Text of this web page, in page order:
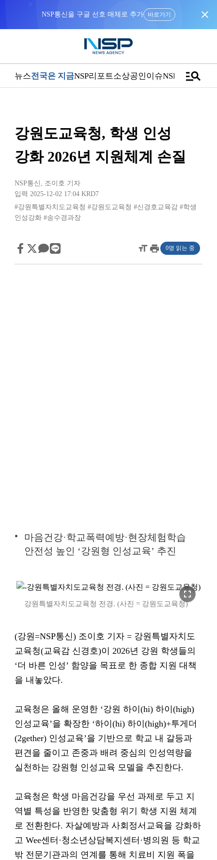
NSP통신을 구글 선호 매체로 추가 바로가기 close
뉴스전국은 지금NSP리포트소상공인이슈NSPTVmanage_search
강원도교육청, 학생 인성
강화 2026년 지원체계 손질
NSP통신 , 조이호 기자
입력 2025-12-02 17:04 KRD7
#강원특별자치도교육청 #강원도교육청 #신경호교육감 #학생
인성강화 #송수경과장
format_sizeprint 0명 읽는 중
마음건강·학교폭력예방·현장체험학습
안전성 높인 ‘강원형 인성교육’ 추진
fullscreen
강원특별자치도교육청 전경. (사진 = 강원도교육청)
(강원=NSP통신) 조이호 기자 = 강원특별자치도
교육청(교육감 신경호)이 2026년 강원 학생들의
‘더 바른 인성’ 함양을 목표로 한 종합 지원 대책
을 내놓았다.
교육청은 올해 운영한 ‘강원 하이(hi) 하이(high)
인성교육’을 확장한 ‘하이(hi) 하이(high)+투게더
(2gether) 인성교육’을 기반으로 학교 내 갈등과
편견을 줄이고 존중과 배려 중심의 인성역량을
실천하는 강원형 인성교육 모델을 추진한다.
교육청은 학생 마음건강을 우선 과제로 두고 지
역별 특성을 반영한 맞춤형 위기 학생 지원 체계
로 전환한다. 자살예방과 사회정서교육을 강화하
고 Wee센터·청소년상담복지센터·병의원 등 학교
밖 전문기관과의 연계를 통해 치료비 지원 폭을